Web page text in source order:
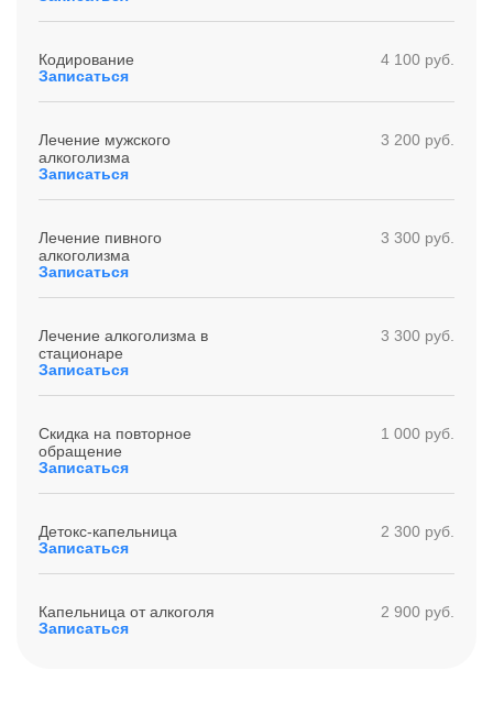
Кодирование
4 100 руб.
Записаться
Лечение мужского
алкоголизма
3 200 руб.
Записаться
Лечение пивного
алкоголизма
3 300 руб.
Записаться
Лечение алкоголизма в
стационаре
3 300 руб.
Записаться
Скидка на повторное
обращение
1 000 руб.
Записаться
Детокс-капельница
2 300 руб.
Записаться
Капельница от алкоголя
2 900 руб.
Записаться